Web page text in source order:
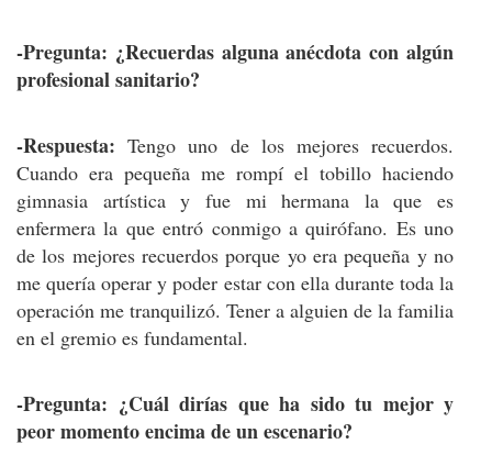
-Pregunta: ¿Recuerdas alguna anécdota con algún
profesional sanitario?
-Respuesta: Tengo uno de los mejores recuerdos.
Cuando era pequeña me rompí el tobillo haciendo
gimnasia artística y fue mi hermana la que es
enfermera la que entró conmigo a quirófano. Es uno
de los mejores recuerdos porque yo era pequeña y no
me quería operar y poder estar con ella durante toda la
operación me tranquilizó. Tener a alguien de la familia
en el gremio es fundamental.
-Pregunta: ¿Cuál dirías que ha sido tu mejor y
peor momento encima de un escenario?